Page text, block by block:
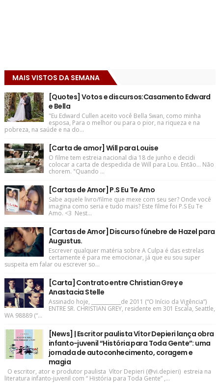
MAIS VISTOS DA SEMANA
[Quotes] Votos e discursos:Casamento Edward
e Bella
"Eu Edward Cullen aceito você Bella Swan, como minha
esposa, Para o melhor ou para o pior, na riqueza e na
pobreza, na saúde e na do...
[Carta de amor] Will para Louise
O filme tem estreia nacional dia 18 de junho e decidi
colocar a carta de despedida de Will para Lou. Então... Não
chorem. "Quando ...
[Cartas de Amor] P.S Eu Te Amo
Sabe aquele livro/filme que mexe com seu ser? Onde você
imagina como seria e tudo mais? Este filme foi P.S Eu Te
Amo. <3 Nest...
[Cartas de Amor] Discurso fúnebre de Hazel para
Augustus.
Escrever qualquer matéria sobre A Culpa é das estrelas
certamente é para me emocionar, já que eu sou super
suspeita em falar ou escrever so...
[Carta] Contrato entre Christian Grey e
Anastacia Stelle
Assinado hoje, ____________de 2011 (“O Início da Vigência”)
ENTRE SR. CHRISTIAN GREY, residente em 301 Escala, Seattle,
WA 98889 (“...
[News] | Escritor paulista Vítor Depieri lança obra
infanto-juvenil “História para Toda Gente”: uma
jornada de autoconhecimento, coragem e
magia
O escritor, ator e produtor paulista Vítor Depieri (@vi.depieri) estreia na
literatura infanto-juvenil com “ História para Toda Gente” ,...